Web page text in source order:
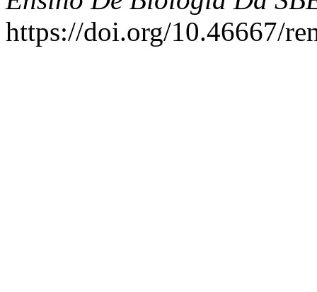
https://doi.org/10.46667/